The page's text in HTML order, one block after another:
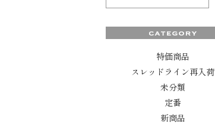
特価商品
スレッドライン再入荷
未分類
定番
新商品